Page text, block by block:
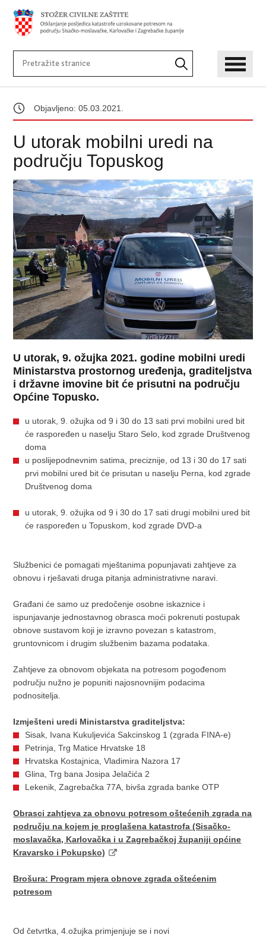
Objavljeno: 05.03.2021.
U utorak mobilni uredi na
području Topuskog
U utorak, 9. ožujka 2021. godine mobilni uredi
Ministarstva prostornog uređenja, graditeljstva
i državne imovine bit će prisutni na području
Općine Topusko.
u utorak, 9. ožujka od 9 i 30 do 13 sati prvi mobilni ured bit
će raspoređen u naselju Staro Selo, kod zgrade Društvenog
doma
u poslijepodnevnim satima, preciznije, od 13 i 30 do 17 sati
prvi mobilni ured bit će prisutan u naselju Perna, kod zgrade
Društvenog doma
u utorak, 9. ožujka od 9 i 30 do 17 sati drugi mobilni ured bit
će raspoređen u Topuskom, kod zgrade DVD-a
Službenici će pomagati mještanima popunjavati zahtjeve za
obnovu i rješavati druga pitanja administrativne naravi.
Građani će samo uz predočenje osobne iskaznice i
ispunjavanje jednostavnog obrasca moći pokrenuti postupak
obnove sustavom koji je izravno povezan s katastrom,
gruntovnicom i drugim službenim bazama podataka.
Zahtjeve za obnovom objekata na potresom pogođenom
području nužno je popuniti najosnovnijim podacima
podnositelja.
Izmješteni uredi Ministarstva graditeljstva:
Sisak, Ivana Kukuljevića Sakcinskog 1 (zgrada FINA-e)
Petrinja, Trg Matice Hrvatske 18
Hrvatska Kostajnica, Vladimira Nazora 17
Glina, Trg bana Josipa Jelačića 2
Lekenik, Zagrebačka 77A, bivša zgrada banke OTP
Obrasci zahtjeva za obnovu potresom oštećenih zgrada na
području na kojem je proglašena katastrofa (Sisačko-
moslavačka, Karlovačka i u Zagrebačkoj županiji općine
Kravarsko i Pokupsko)
Brošura: Program mjera obnove zgrada oštećenim
potresom
Od četvrtka, 4.ožujka primjenjuje se i novi